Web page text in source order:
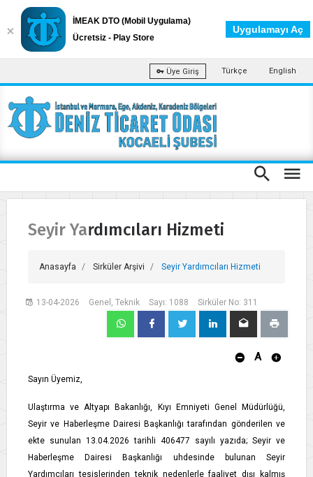
Üye Giriş Türkçe English
Seyir Yardımcıları Hizmeti
Anasayfa Sirküler Arşivi Seyir Yardımcıları Hizmeti
13-04-2026 Genel, Teknik Sayı: 1088 Sirküler No: 311
A
Sayın Üyemiz,
Ulaştırma ve Altyapı Bakanlığı, Kıyı Emniyeti Genel Müdürlüğü,
Seyir ve Haberleşme Dairesi Başkanlığı tarafından gönderilen ve
ekte sunulan 13.04.2026 tarihli 406477 sayılı yazıda; Seyir ve
Haberleşme Dairesi Başkanlığı uhdesinde bulunan Seyir
Yardımcıları tesislerinden teknik nedenlerle faaliyet dışı kalmış
İMEAK DTO (Mobil Uygulama)
Ücretsiz - Play Store
Uygulamayı Aç